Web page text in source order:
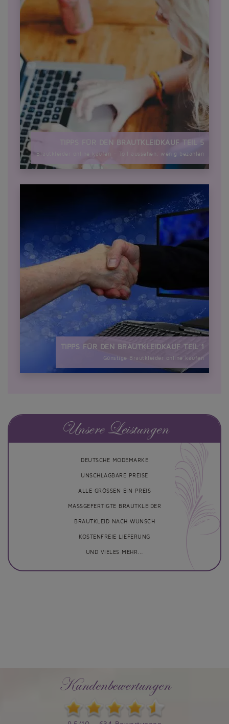
TIPPS FÜR DEN BRAUTKLEIDKAUF TEIL 5
Brautkleider online kaufen – Toll aussehen, wenig bezahlen
TIPPS FÜR DEN BRAUTKLEIDKAUF TEIL 1
Günstige Brautkleider online kaufen
Unsere Leistungen
DEUTSCHE MODEMARKE
UNSCHLAGBARE PREISE
ALLE GRÖSSEN EIN PREIS
MASSGEFERTIGTE BRAUTKLEIDER
BRAUTKLEID NACH WUNSCH
KOSTENFREIE LIEFERUNG
UND VIELES MEHR...
Kundenbewertungen